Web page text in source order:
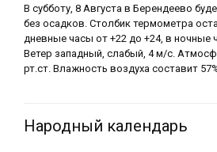
В субботу, 8 Августа в Берендеево
без осадков. Столбик термометра
дневные часы от +22 до +24, в ночные
Ветер западный, слабый, 4 м/с.
рт.ст. Влажность воздуха составит
Народный календарь